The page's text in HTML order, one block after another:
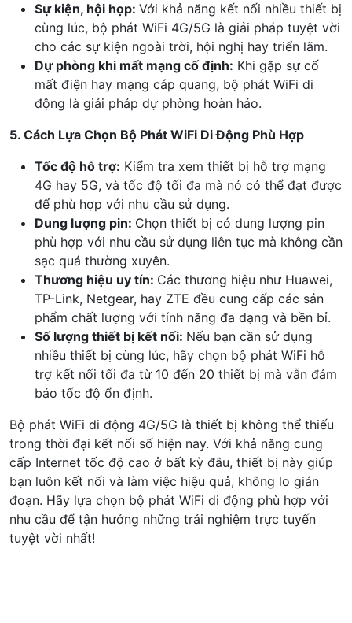
Sự kiện, hội họp: Với khả năng kết nối nhiều thiết bị
cùng lúc, bộ phát WiFi 4G/5G là giải pháp tuyệt vời
cho các sự kiện ngoài trời, hội nghị hay triển lãm.
Dự phòng khi mất mạng cố định: Khi gặp sự cố
mất điện hay mạng cáp quang, bộ phát WiFi di
động là giải pháp dự phòng hoàn hảo.
5. Cách Lựa Chọn Bộ Phát WiFi Di Động Phù Hợp
Tốc độ hỗ trợ: Kiểm tra xem thiết bị hỗ trợ mạng
4G hay 5G, và tốc độ tối đa mà nó có thể đạt được
để phù hợp với nhu cầu sử dụng.
Dung lượng pin: Chọn thiết bị có dung lượng pin
phù hợp với nhu cầu sử dụng liên tục mà không cần
sạc quá thường xuyên.
Thương hiệu uy tín: Các thương hiệu như Huawei,
TP-Link, Netgear, hay ZTE đều cung cấp các sản
phẩm chất lượng với tính năng đa dạng và bền bỉ.
Số lượng thiết bị kết nối: Nếu bạn cần sử dụng
nhiều thiết bị cùng lúc, hãy chọn bộ phát WiFi hỗ
trợ kết nối tối đa từ 10 đến 20 thiết bị mà vẫn đảm
bảo tốc độ ổn định.
Bộ phát WiFi di động 4G/5G là thiết bị không thể thiếu
trong thời đại kết nối số hiện nay. Với khả năng cung
cấp Internet tốc độ cao ở bất kỳ đâu, thiết bị này giúp
bạn luôn kết nối và làm việc hiệu quả, không lo gián
đoạn. Hãy lựa chọn bộ phát WiFi di động phù hợp với
nhu cầu để tận hưởng những trải nghiệm trực tuyến
tuyệt vời nhất!